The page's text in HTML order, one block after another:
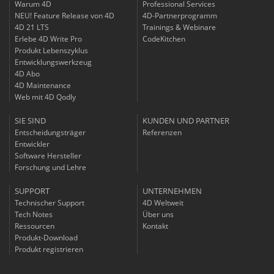
Warum 4D
NEU! Feature Release von 4D
4D 21 LTS
Erlebe 4D Write Pro
Produkt Lebenszyklus
Entwicklungswerkzeug
4D Abo
4D Maintenance
Web mit 4D Qodly
Professional Services
4D-Partnerprogramm
Trainings & Webinare
CodeKitchen
SIE SIND
Entscheidungsträger
Entwickler
Software Hersteller
Forschung und Lehre
KUNDEN UND PARTNER
Referenzen
SUPPORT
Technischer Support
Tech Notes
Ressourcen
Produkt-Download
Produkt registrieren
UNTERNEHMEN
4D Weltweit
Über uns
Kontakt